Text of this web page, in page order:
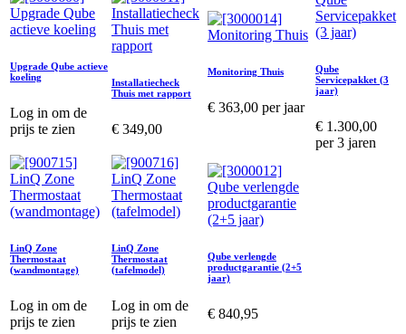
Upgrade Qube actieve
koeling
Log in om de
prijs te zien
Installatiecheck
Thuis met rapport
€ 349,00
Monitoring Thuis
€ 363,00 per jaar
Qube
Servicepakket (3
jaar)
€ 1.300,00
per 3 jaren
LinQ Zone
Thermostaat
(wandmontage)
Log in om de
prijs te zien
LinQ Zone
Thermostaat
(tafelmodel)
Log in om de
prijs te zien
Qube verlengde
productgarantie (2+5
jaar)
€ 840,95